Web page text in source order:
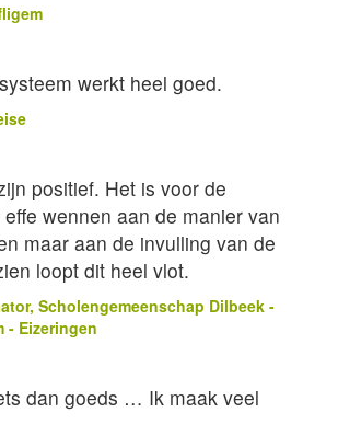
werkt heel goed.
positief. Het is voor de
wennen aan de manier van
maar aan de invulling van de
loopt dit heel vlot.
, Scholengemeenschap Dilbeek -
- Eizeringen
dan goeds … Ik maak veel